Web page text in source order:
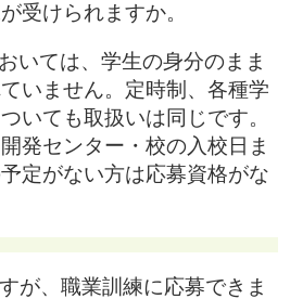
受けられますか。
いては、学生の身分のまま
いません。定時制、各種学
いても取扱いは同じです。
発センター・校の入校日ま
定がない方は応募資格がな
が、職業訓練に応募できま